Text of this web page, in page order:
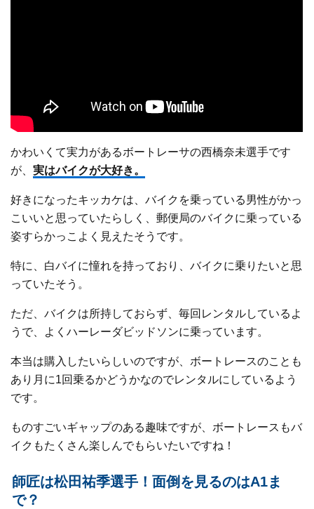
かわいくて実力があるボートレーサの西橋奈未選手です
が、実はバイクが大好き。
好きになったキッカケは、バイクを乗っている男性がかっ
こいいと思っていたらしく、郵便局のバイクに乗っている
姿すらかっこよく見えたそうです。
特に、白バイに憧れを持っており、バイクに乗りたいと思
っていたそう。
ただ、バイクは所持しておらず、毎回レンタルしているよ
うで、よくハーレーダビッドソンに乗っています。
本当は購入したいらしいのですが、ボートレースのことも
あり月に1回乗るかどうかなのでレンタルにしているよう
です。
ものすごいギャップのある趣味ですが、ボートレースもバ
イクもたくさん楽しんでもらいたいですね！
師匠は松田祐季選手！面倒を見るのはA1ま
で？